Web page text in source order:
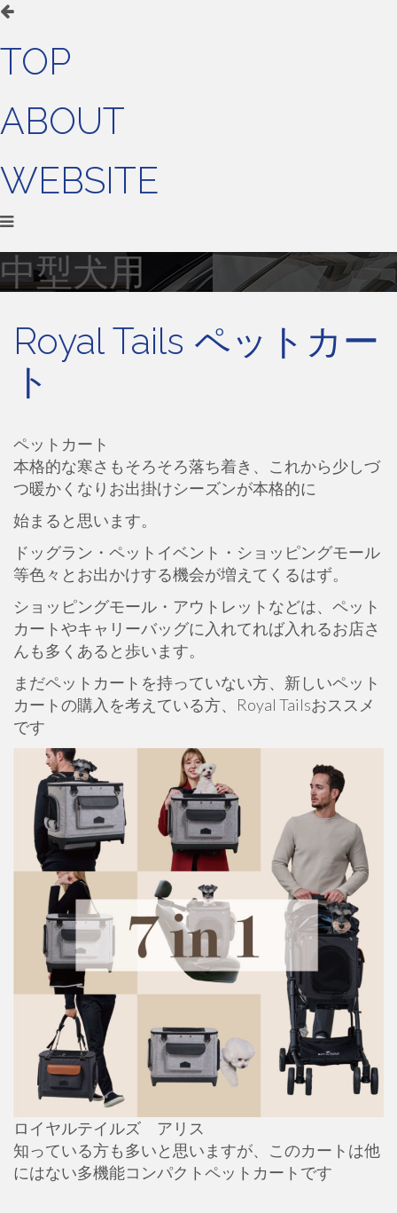
TOP
ABOUT
WEBSITE
中型犬用
Royal Tails ペットカー
ト
ペットカート
本格的な寒さもそろそろ落ち着き、これから少しづ
つ暖かくなりお出掛けシーズンが本格的に
始まると思います。
ドッグラン・ペットイベント・ショッピングモール
等色々とお出かけする機会が増えてくるはず。
ショッピングモール・アウトレットなどは、ペット
カートやキャリーバッグに入れてれば入れるお店さ
んも多くあると歩います。
まだペットカートを持っていない方、新しいペット
カートの購入を考えている方、Royal Tailsおススメ
です
ロイヤルテイルズ アリス
知っている方も多いと思いますが、このカートは他
にはない多機能コンパクトペットカートです